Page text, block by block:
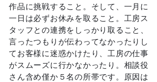
作品に挑戦すること。そして、一月に
一日は必ずお休みを取ること。工房ス
タッフとの連携をしっかり取ること、
言ったつもりが伝わってなかったりし
てお客様に迷惑かけたり、工房の仕事
がスムーズに行かなかったり。相談役
さん含め僅か５名の所帯です。原因は